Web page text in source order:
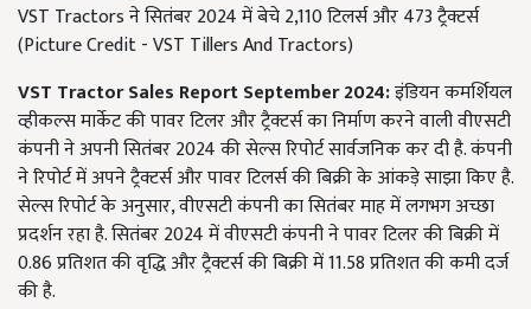
VST Tractors ने सितंबर 2024 में बेचे 2,110 टिलर्स और 473 ट्रैक्टर्स
(Picture Credit - VST Tillers And Tractors)
VST Tractor Sales Report September 2024:इंडियन कमर्शियल
व्हीकल्स मार्केट की पावर टिलर और ट्रैक्टर्स का निर्माण करने वाली वीएसटी
कंपनी ने अपनी सितंबर 2024 की सेल्स रिपोर्ट सार्वजनिक कर दी है. कंपनी
ने रिपोर्ट में अपने ट्रैक्टर्स और पावर टिलर्स की बिक्री के आंकड़े साझा किए है.
सेल्स रिपोर्ट के अनुसार, वीएसटी कंपनी का सितंबर माह में लगभग अच्छा
प्रदर्शन रहा है. सितंबर 2024 में वीएसटी कंपनी ने पावर टिलर की बिक्री में
0.86 प्रतिशत की वृद्धि और ट्रैक्टर्स की बिक्री में 11.58 प्रतिशत की कमी दर्ज
की है.